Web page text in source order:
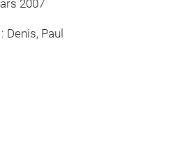
2007
Denis, Paul